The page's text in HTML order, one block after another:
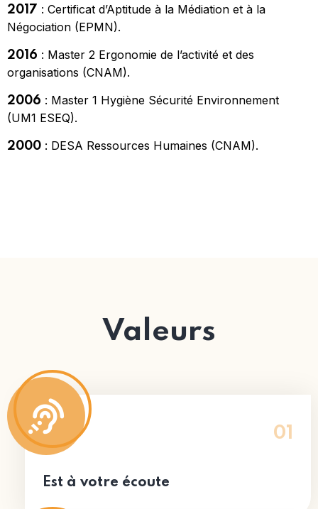
2017 : Certificat d’Aptitude à la Médiation et à la
Négociation (EPMN).
2016 : Master 2 Ergonomie de l’activité et des
organisations (CNAM).
2006 : Master 1 Hygiène Sécurité Environnement
(UM1 ESEQ).
2000 : DESA Ressources Humaines (CNAM).
Valeurs
01
Est à votre écoute